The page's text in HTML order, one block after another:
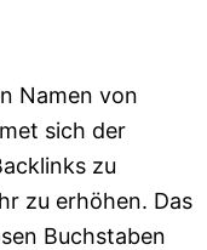
Namen von
sich der
zu
zu erhöhen. Das
Buchstaben